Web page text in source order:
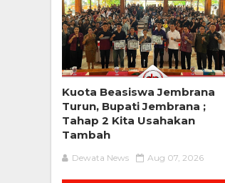
Kuota Beasiswa Jembrana
Turun, Bupati Jembrana ;
Tahap 2 Kita Usahakan
Tambah
Dewata News Aug 07, 2026